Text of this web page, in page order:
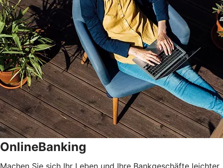
OnlineBanking
Machen Sie sich Ihr Leben und Ihre Bankgeschäfte leichter